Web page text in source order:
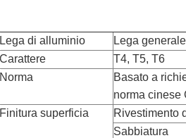
Lega di alluminio
Lega
Carattere
T4, T5, T6
Norma
Basato a
norma cinese
Finitura superficia
Rivestimento
Sabbiatura